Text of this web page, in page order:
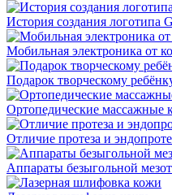
История создания логотипа
Мобильная электроника от
Подарок творческому
Ортопедические массажные
Отличие протеза и
Аппараты безыгольной